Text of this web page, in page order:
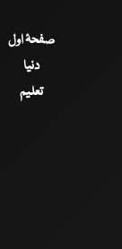
صفحۂ اول
دنیا
تعلیم